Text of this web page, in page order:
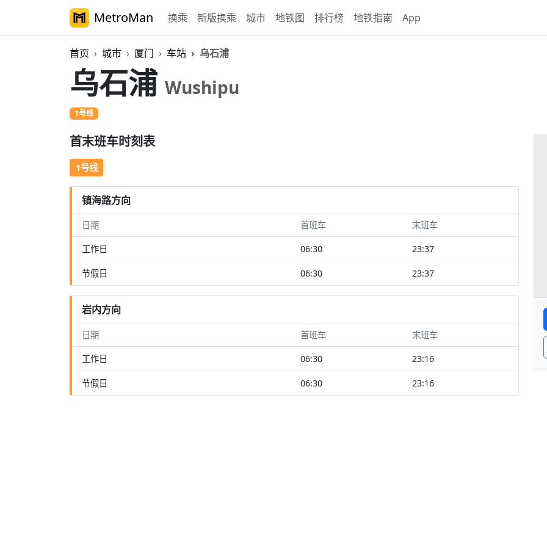
MetroMan 换乘 新版换乘 城市 地铁图 排行榜 地铁指南 App
首页 城市 厦门 车站 乌石浦
乌石浦 Wushipu
1号线
首末班车时刻表
1号线
镇海路方向
日期 首班车 末班车
工作日 06:30 23:37
节假日 06:30 23:37
岩内方向
日期 首班车 末班车
工作日 06:30 23:16
节假日 06:30 23:16